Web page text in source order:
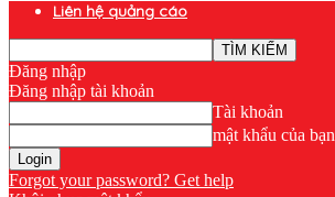
Liên hệ quảng cáo
Đăng nhập
Đăng nhập tài khoản
Tài khoản
mật khẩu của bạn
Forgot your password? Get help